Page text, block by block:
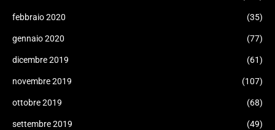
febbraio 2020 (35)
gennaio 2020 (77)
dicembre 2019 (61)
novembre 2019 (107)
ottobre 2019 (68)
settembre 2019 (49)